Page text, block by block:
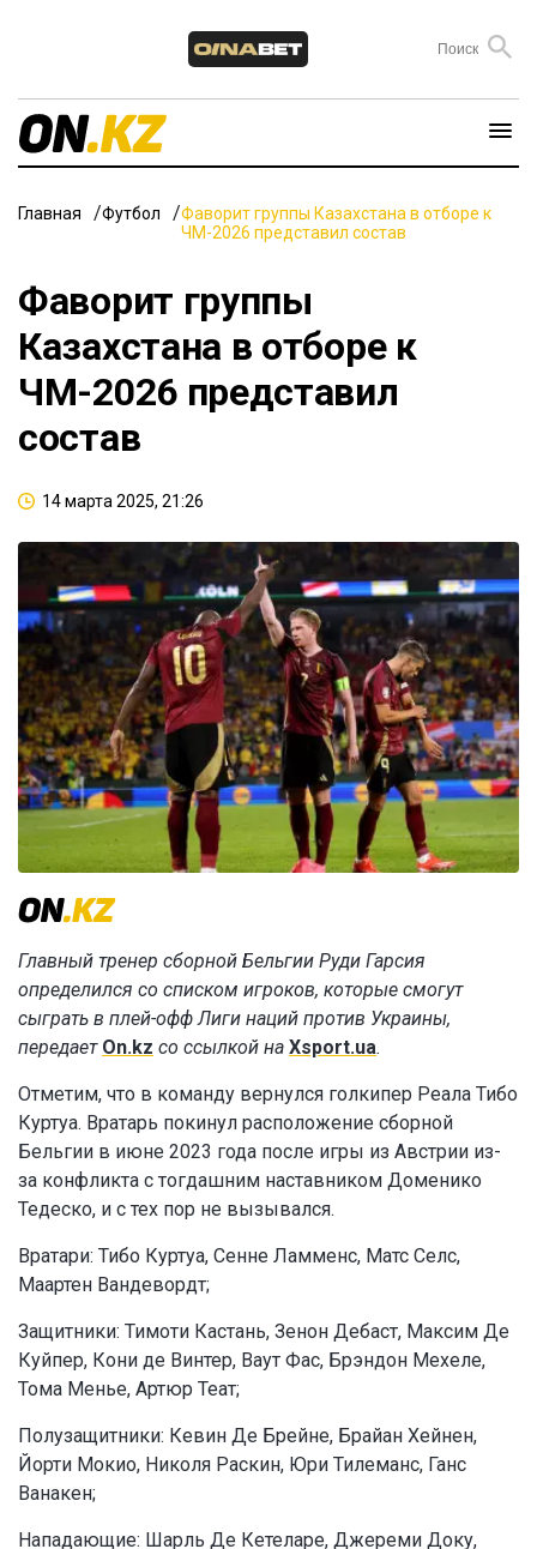
Главная Футбол
Фаворит группы Казахстана в отборе к
ЧМ-2026 представил состав
Фаворит группы
Казахстана в отборе к
ЧМ-2026 представил
состав
14 марта 2025, 21:26
Главный тренер сборной Бельгии Руди Гарсия
определился со списком игроков, которые смогут
сыграть в плей-офф Лиги наций против Украины,
передает On.kz со ссылкой на Xsport.ua.
Отметим, что в команду вернулся голкипер Реала Тибо
Куртуа. Вратарь покинул расположение сборной
Бельгии в июне 2023 года после игры из Австрии из-
за конфликта с тогдашним наставником Доменико
Тедеско, и с тех пор не вызывался.
Вратари: Тибо Куртуа, Сенне Ламменс, Матс Селс,
Маартен Вандевордт;
Защитники: Тимоти Кастань, Зенон Дебаст, Максим Де
Куйпер, Кони де Винтер, Ваут Фас, Брэндон Мехеле,
Тома Менье, Артюр Теат;
Полузащитники: Кевин Де Брейне, Брайан Хейнен,
Йорти Мокио, Николя Раскин, Юри Тилеманс, Ганс
Ванакен;
Нападающие: Шарль Де Кетеларе, Джереми Доку,